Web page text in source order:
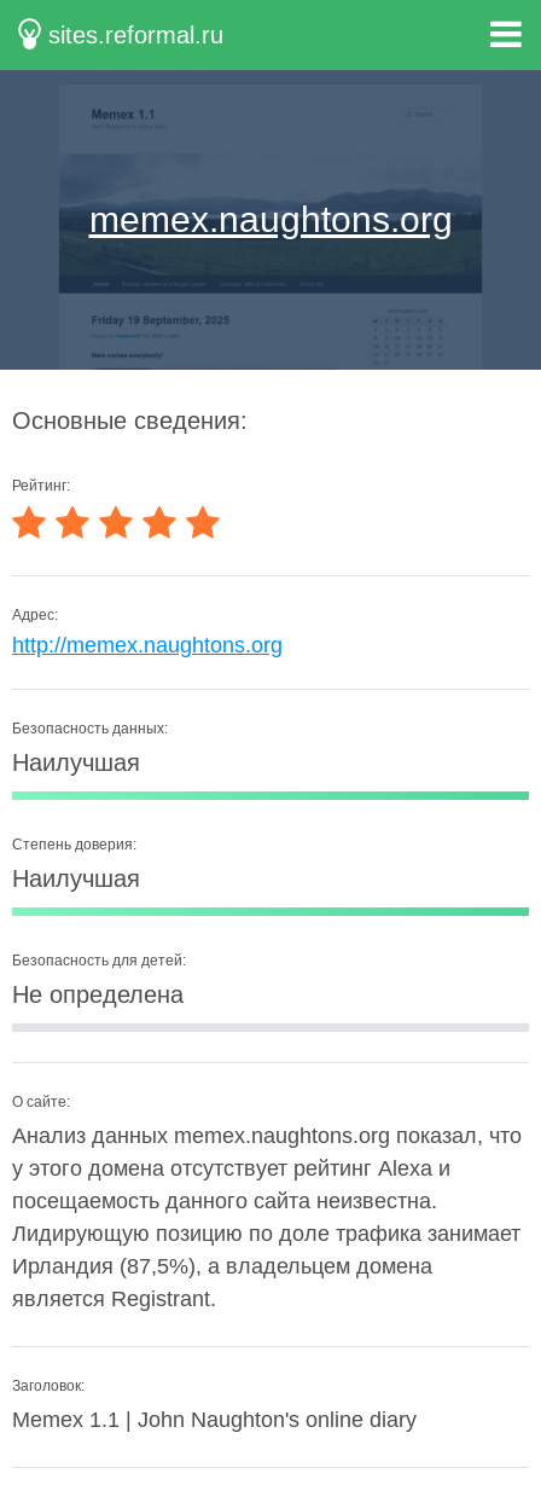
sites.reformal.ru
memex.naughtons.org
Основные сведения:
Рейтинг:
Адрес:
http://memex.naughtons.org
Безопасность данных:
Наилучшая
Степень доверия:
Наилучшая
Безопасность для детей:
Не определена
О сайте:
Анализ данных memex.naughtons.org показал, что
у этого домена отсутствует рейтинг Alexa и
посещаемость данного сайта неизвестна.
Лидирующую позицию по доле трафика занимает
Ирландия (87,5%), а владельцем домена
является Registrant.
Заголовок:
Memex 1.1 | John Naughton's online diary